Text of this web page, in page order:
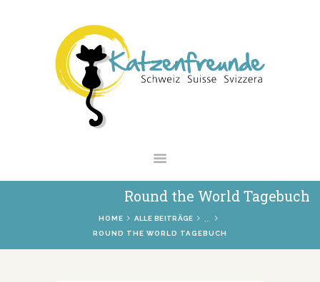
Round the World Tagebuch
HOME ALLE BEITRÄGE
ROUND THE WORLD TAGEBUCH
NEWS
VERMITTLUNG
INTERESSANTES
SHOP